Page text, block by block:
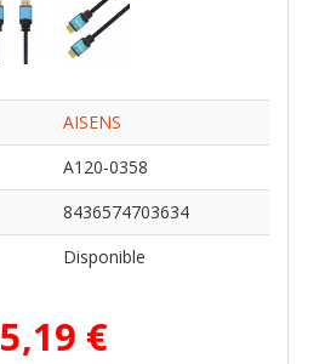
AISENS
A120-0358
8436574703634
Disponible
5,19 €